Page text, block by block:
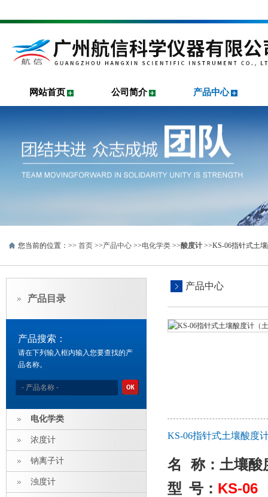
网站首页 公司简介 产品中心
您当前的位置：>> 首页 >>产品中心 >>电化学类 >>酸度计 >>KS-06指针式土
产品目录
产品搜索：
请在下列输入框内输入您要查找的产
品名称。
电化学类
浓度计
钠离子计
浊度计
产品中心
KS-06指针式土壤酸度
名
称：土壤酸
型 号： KS-06